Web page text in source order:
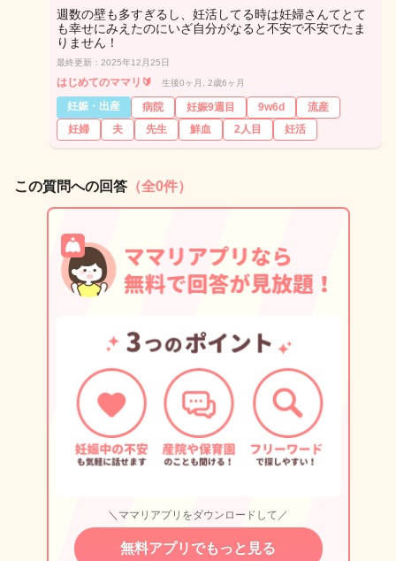
週数の壁も多すぎるし、妊活してる時は妊婦さんてとて
も幸せにみえたのにいざ自分がなると不安で不安でたま
りません！
最終更新：2025年12月25日
はじめてのママリ🔰 生後0ヶ月, 2歳6ヶ月
妊娠・出産 病院 妊娠9週目 9w6d
流産
妊婦
夫 先生 鮮血 2人目 妊活
この質問への回答 （全0件）
＼ママリアプリをダウンロードして／
無料アプリでもっと見る